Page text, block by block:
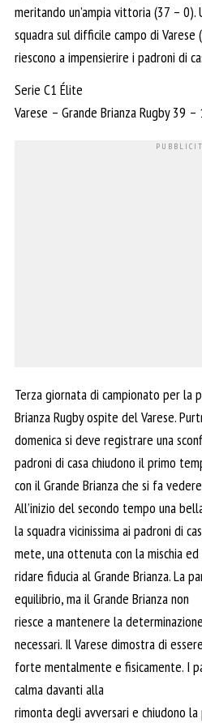
meritando un’ampia vittoria (37 –
squadra sul difficile campo di
riescono a impensierire i padroni di
Serie C1 Élite
Varese – Grande Brianza Rugby 39
Terza giornata di campionato per la
Brianza Rugby ospite del Varese.
domenica si deve registrare una
padroni di casa chiudono il primo
con il Grande Brianza che si fa
All’inizio del secondo tempo una
la squadra vicinissima ai padroni di
mete, una ottenuta con la mischia
ridare fiducia al Grande Brianza. La
equilibrio, ma il Grande Brianza non
riesce a mantenere la
necessari. Il Varese dimostra di
forte mentalmente e fisicamente. I
calma davanti alla
rimonta degli avversari e chiudono